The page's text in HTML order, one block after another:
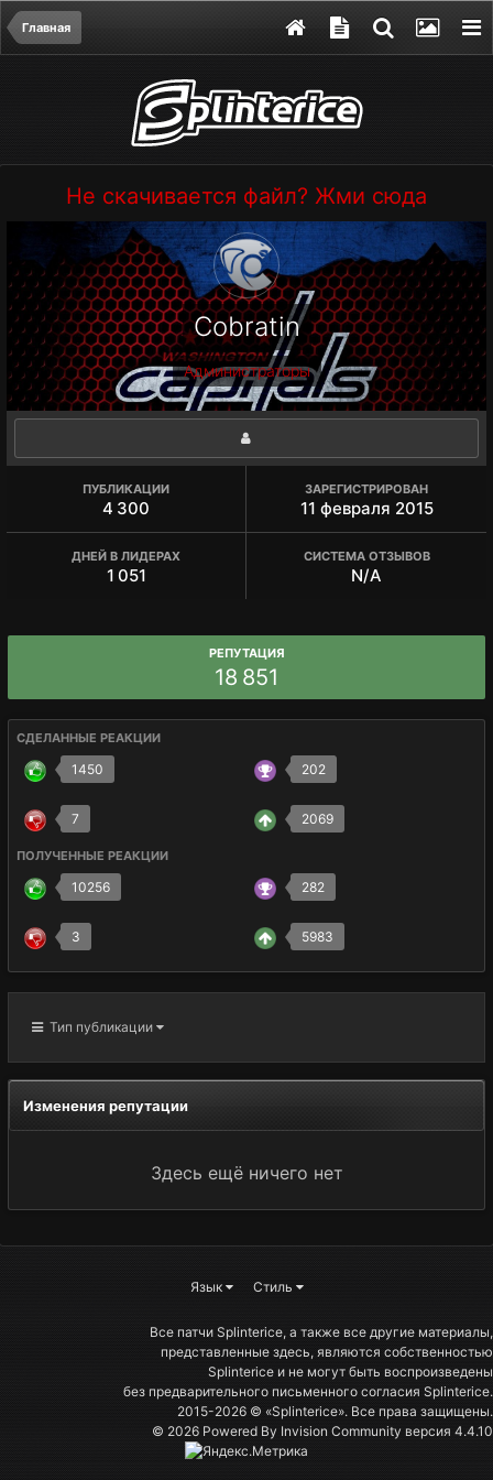
Главная
Не скачивается файл? Жми сюда
Cobratin
Администраторы
ПУБЛИКАЦИИ
4 300
ЗАРЕГИСТРИРОВАН
11 февраля 2015
ДНЕЙ В ЛИДЕРАХ
1 051
СИСТЕМА ОТЗЫВОВ
N/A
РЕПУТАЦИЯ
18 851
СДЕЛАННЫЕ РЕАКЦИИ
1450 202
7 2069
ПОЛУЧЕННЫЕ РЕАКЦИИ
10256 282
3 5983
Тип публикации
Изменения репутации
Здесь ещё ничего нет
Язык Стиль
Все патчи Splinterice, а также все другие материалы,
представленные здесь, являются собственностью
Splinterice и не могут быть воспроизведены
без предварительного письменного согласия Splinterice.
2015-2026 © «Splinterice». Все права защищены.
© 2026 Powered By Invision Community версия 4.4.10